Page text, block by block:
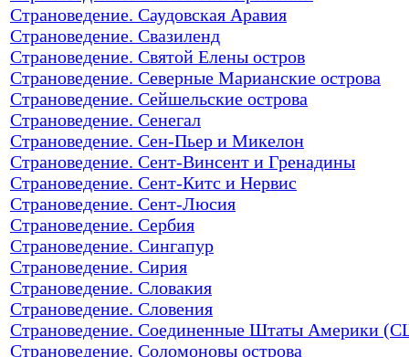
Страноведение. Саудовская Аравия
Страноведение. Свазиленд
Страноведение. Святой Елены остров
Страноведение. Северные Марианские острова
Страноведение. Сейшельские острова
Страноведение. Сенегал
Страноведение. Сен-Пьер и Микелон
Страноведение. Сент-Винсент и Гренадины
Страноведение. Сент-Китс и Нервис
Страноведение. Сент-Люсия
Страноведение. Сербия
Страноведение. Сингапур
Страноведение. Сирия
Страноведение. Словакия
Страноведение. Словения
Страноведение. Соединенные Штаты Америки
Страноведение. Соломоновы острова